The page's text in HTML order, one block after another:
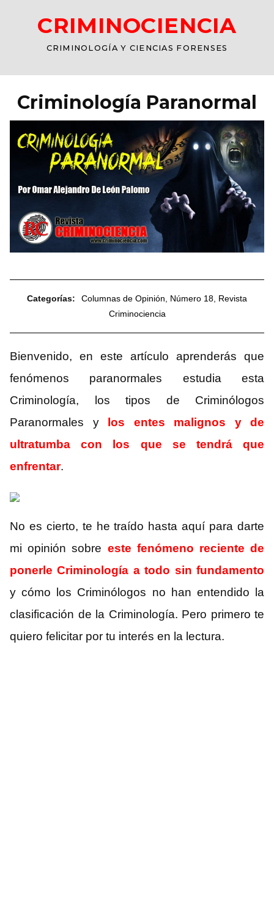
CRIMINOCIENCIA
CRIMINOLOGÍA Y CIENCIAS FORENSES
Criminología Paranormal
Categorías: Columnas de Opinión, Número 18, Revista
Criminociencia
Bienvenido, en este artículo aprenderás que
fenómenos paranormales estudia esta
Criminología, los tipos de Criminólogos
Paranormales ylos entes malignos y de
ultratumba con los que se tendrá que
enfrentar.
No es cierto, te he traído hasta aquí para darte
mi opinión sobre este fenómeno reciente de
ponerle Criminología a todo sin fundamento
y cómo los Criminólogos no han entendido la
clasificación de la Criminología. Pero primero te
quiero felicitar por tu interés en la lectura.